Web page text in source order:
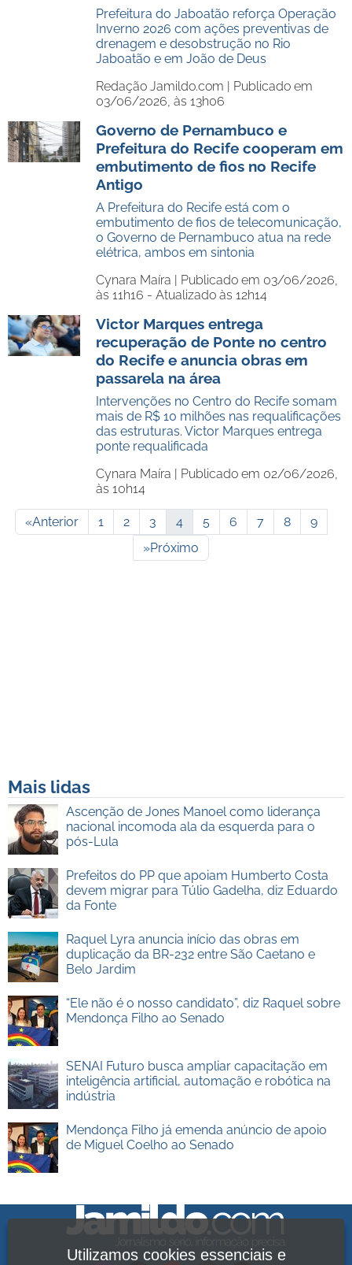
Prefeitura do Jaboatão reforça Operação
Inverno 2026 com ações preventivas de
drenagem e desobstrução no Rio
Jaboatão e em João de Deus
Redação Jamildo.com | Publicado em
03/06/2026, às 13h06
Governo de Pernambuco e
Prefeitura do Recife cooperam em
embutimento de fios no Recife
Antigo
A Prefeitura do Recife está com o
embutimento de fios de telecomunicação,
o Governo de Pernambuco atua na rede
elétrica, ambos em sintonia
Cynara Maíra | Publicado em 03/06/2026,
às 11h16 - Atualizado às 12h14
Victor Marques entrega
recuperação de Ponte no centro
do Recife e anuncia obras em
passarela na área
Intervenções no Centro do Recife somam
mais de R$ 10 milhões nas requalificações
das estruturas. Victor Marques entrega
ponte requalificada
Cynara Maíra | Publicado em 02/06/2026,
às 10h14
«Anterior 1 2 3 4 5 6 7 8
9
»Próximo
Mais lidas
Ascenção de Jones Manoel como liderança
nacional incomoda ala da esquerda para o
pós-Lula
Prefeitos do PP que apoiam Humberto Costa
devem migrar para Túlio Gadelha, diz Eduardo
da Fonte
Raquel Lyra anuncia início das obras em
duplicação da BR-232 entre São Caetano e
Belo Jardim
“Ele não é o nosso candidato”, diz Raquel sobre
Mendonça Filho ao Senado
SENAI Futuro busca ampliar capacitação em
inteligência artificial, automação e robótica na
indústria
Mendonça Filho já emenda anúncio de apoio
de Miguel Coelho ao Senado
Utilizamos cookies essenciais e